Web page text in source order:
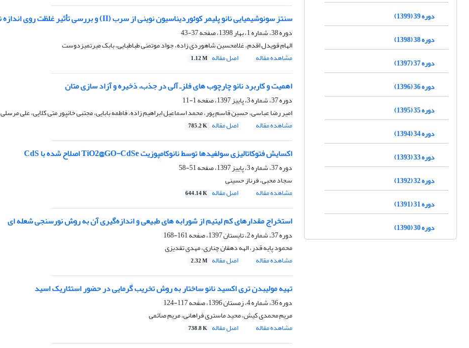
سنتز سونوشیمیایی نانو پلیمر کوئوردیناسیون نوینی از سرب (II) و بررسی تأثیر غلظت روی اندازه نانو ذره‌ها
دوره 38، شماره 1، بهار 1398، صفحه
37-43
الهام قویدل اقدم، غلامحسین شاهوردی زاده، جواد موتمنی طباطبایی، بابک میرتمیزدوست
مشاهده مقاله
اصل مقاله 1.12 M
اهمیت و کاربرد نانو چارچوب های فلزـ آلی در جذب، ذخیره و آزاد سازی متان
دوره 37، شماره 3، پاییز 1397، صفحه
1-11
امیر رضا عباسی، حسین قاسم پور، محمد اسماعیل ابراهیم زاده، فاطمه بابایی، مجتبی خانپور متی کلایی، علی مرسلی
مشاهده مقاله
اصل مقاله 785.2 K
اکسایش فتوکاتالیزی سولفیدها توسط نانوکامپوزیت TiO2@GO-CdSe اصلاح شده با CdS
دوره 37، شماره 3، پاییز 1397، صفحه
51-58
سجاد محبی، فرناز حسینی
مشاهده مقاله
اصل مقاله 644.14 K
استخراج مقدارهای کم لیتیم از شورابه های طبیعی و اندازه‌گیری آن به روش نورسنجی شعله ای
دوره 37، شماره 2، تابستان 1397، صفحه
161-168
محمود پایه قدر، الهه دهقان چناری، مهدی تقدیزی
مشاهده مقاله
اصل مقاله 2.32 M
تهیه مولیبدن تری اکسید نانو ساختار به روش تخریب گرمایی در حضور استئاریک اسید
دوره 36، شماره 4، زمستان 1396، صفحه
117-124
مریم محمدی کیش، محید ماستری فراهانی، مریم صائمی
مشاهده مقاله
اصل مقاله 738.8 K
دوره 39 (1399)
دوره 38 (1398)
دوره 37 (1397)
دوره 36 (1396)
دوره 35 (1395)
دوره 34 (1394)
دوره 33 (1393)
دوره 32 (1392)
دوره 31 (1391)
دوره 30 (1390)